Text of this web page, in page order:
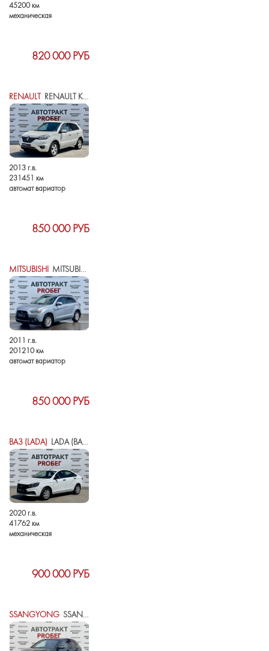
45200 км
механическая
820 000 РУБ
RENAULT RENAULT KOLEOS I РЕСТАЙЛИНГ
2013 г.в.
231451 км
автомат вариатор
850 000 РУБ
MITSUBISHI MITSUBISHI ASX I
2011 г.в.
201210 км
автомат вариатор
850 000 РУБ
ВАЗ (LADA) LADA (ВАЗ) VESTA I
2020 г.в.
41762 км
механическая
900 000 РУБ
SSANGYONG SSANGYONG ACTYON II